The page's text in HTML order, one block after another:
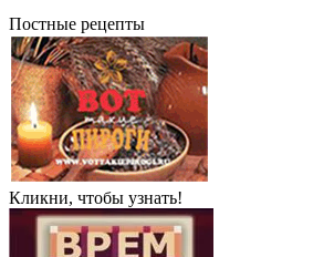
Постные рецепты
Кликни, чтобы узнать!